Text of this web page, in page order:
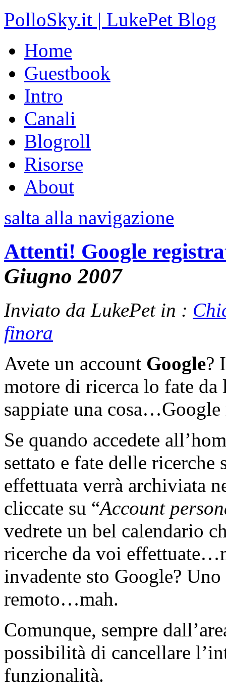
PolloSky.it | LukePet Blog
Home
Guestbook
Intro
Canali
Blogroll
Risorse
About
salta alla navigazione
Attenti! Google
Giugno 2007
Inviato da LukePet in :
finora
Avete un account Google?
motore di ricerca lo fate
sappiate una
Se quando accedete
settato e fate delle
effettuata verrà archiviata
cliccate su “Account
vedrete un bel calendario
ricerche da voi
invadente sto Google?
remoto…mah.
Comunque, sempre
possibilità di cancellare
funzionalità.